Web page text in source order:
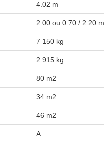
4.02 m
2.00 ou 0.70 / 2.20 m
7 150 kg
2 915 kg
80 m2
34 m2
46 m2
A